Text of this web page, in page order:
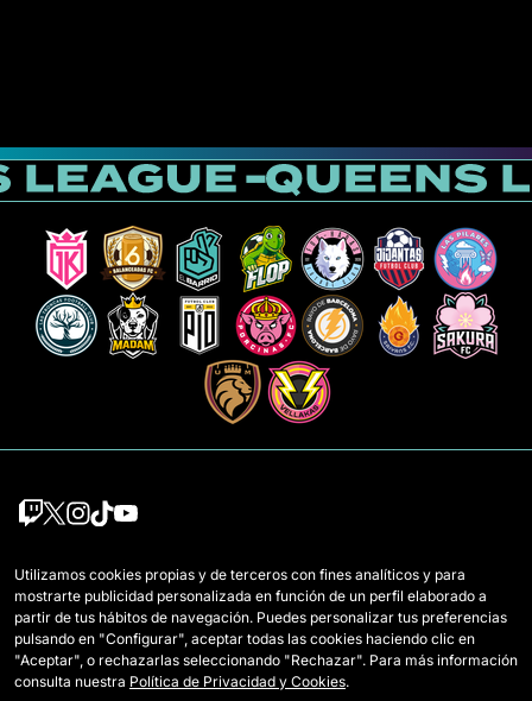
Équipes
Joueuses Draft
Wildcards
Règlement
Comment se joue la Queens
Billetterie
Utilizamos cookies propias y de terceros con fines analíticos y para
mostrarte publicidad personalizada en función de un perfil elaborado a
partir de tus hábitos de navegación. Puedes personalizar tus preferencias
pulsando en "Configurar", aceptar todas las cookies haciendo clic en
"Aceptar", o rechazarlas seleccionando "Rechazar". Para más información
consulta nuestra Política de Privacidad y Cookies.